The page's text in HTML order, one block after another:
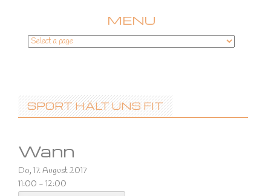
MENU
SKIP
SPORT HÄLT UNS FIT
Wann
Do, 17. August 2017
11:00 - 12:00